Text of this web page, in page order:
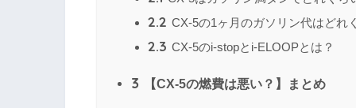
2.2 CX-5の1ヶ月のガソリン代はどれ
2.3 CX-5のi-stopとi-ELOOPとは？
3 【CX-5の燃費は悪い？】まとめ